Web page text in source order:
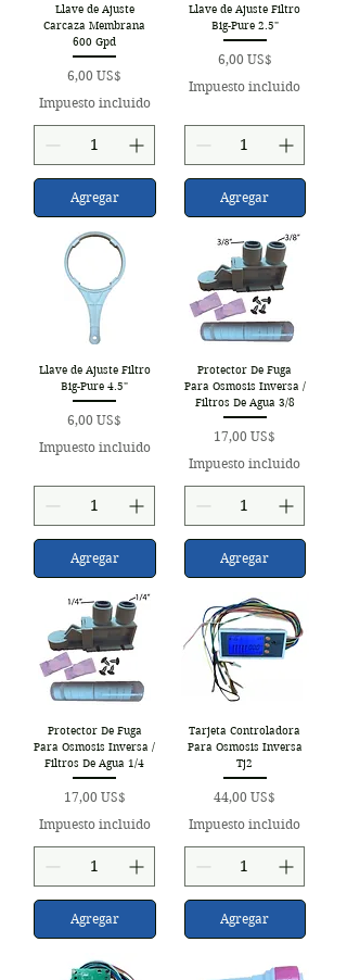
Llave de Ajuste
Carcaza Membrana
600 Gpd
Precio
6,00 US$
Impuesto incluido
Agregar
Llave de Ajuste Filtro
Big-Pure 2.5"
Precio
6,00 US$
Impuesto incluido
Agregar
Llave de Ajuste Filtro
Big-Pure 4.5"
Precio
6,00 US$
Impuesto incluido
Agregar
Protector De Fuga
Para Osmosis Inversa /
Filtros De Agua 3/8
Precio
17,00 US$
Impuesto incluido
Agregar
Protector De Fuga
Para Osmosis Inversa /
Filtros De Agua 1/4
Precio
17,00 US$
Impuesto incluido
Agregar
Tarjeta Controladora
Para Osmosis Inversa
Tj2
Precio
44,00 US$
Impuesto incluido
Agregar